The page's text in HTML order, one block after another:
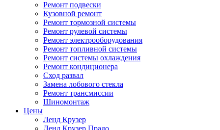
Ремонт подвески
Кузовной ремонт
Ремонт тормозной системы
Ремонт рулевой системы
Ремонт электрооборудования
Ремонт топливной системы
Ремонт системы охлаждения
Ремонт кондиционера
Сход развал
Замена лобового стекла
Ремонт трансмиссии
Шиномонтаж
Цены
Ленд Крузер
Ленд Крузер Прадо